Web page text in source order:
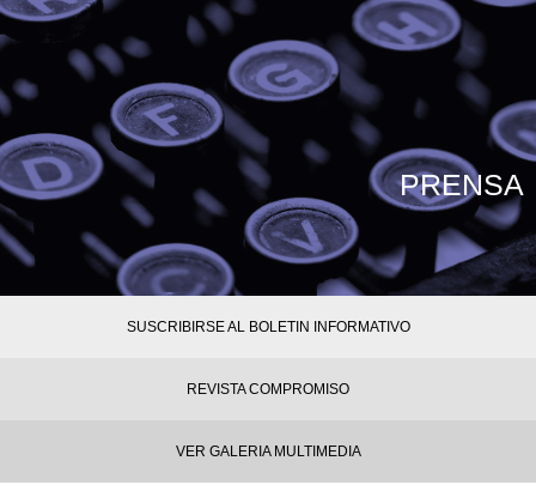
PRENSA
SUSCRIBIRSE AL BOLETIN INFORMATIVO
REVISTA COMPROMISO
VER GALERIA MULTIMEDIA